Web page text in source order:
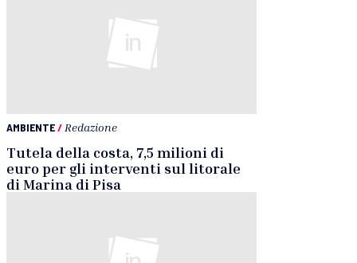
AMBIENTE/ Redazione
Tutela della costa, 7,5 milioni di
euro per gli interventi sul litorale
di Marina di Pisa